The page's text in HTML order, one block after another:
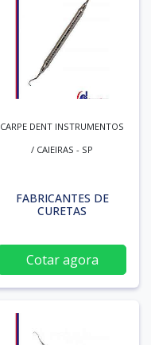
CARPE DENT INSTRUMENTOS
/ CAIEIRAS - SP
FABRICANTES DE
CURETAS
Cotar agora